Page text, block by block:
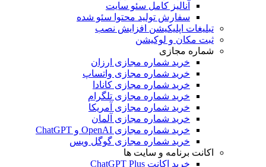
آنالیز کامل سئو سایت
سفارش تولید محتوا سئو شده
تبلیغات اپلیکیشن افزایش نصب
ثبت مکان و لوکیشن
شماره مجازی
خرید شماره مجازی ارزان
خرید شماره مجازی واتساپ
خرید شماره مجازی کانادا
خرید شماره مجازی تلگرام
خرید شماره مجازی آمریکا
خرید شماره مجازی آلمان
خرید شماره مجازی OpenAI و ChatGPT
خرید شماره مجازی گوگل ویس
اکانت برنامه و سایت ها
خرید اکانت ChatGPT Plus